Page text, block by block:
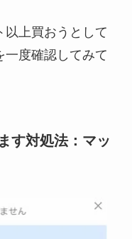
以上買おうとして
一度確認してみて
す対処法：マッ